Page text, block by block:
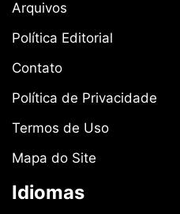
Arquivos
Política Editorial
Contato
Política de Privacidade
Termos de Uso
Mapa do Site
Idiomas